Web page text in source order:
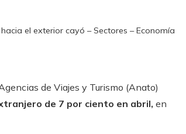
el exterior cayó – Sectores – Economía
de Viajes y Turismo (Anato)
de 7 por ciento en abril, en